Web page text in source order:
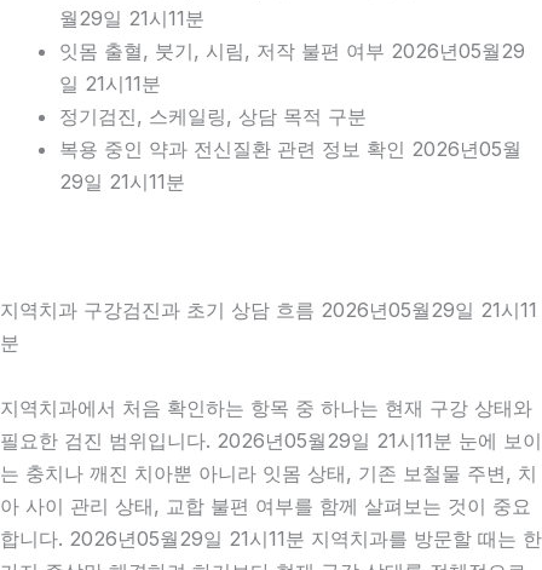
월29일 21시11분
잇몸 출혈, 붓기, 시림, 저작 불편 여부 2026년05월29
일 21시11분
정기검진, 스케일링, 상담 목적 구분
복용 중인 약과 전신질환 관련 정보 확인 2026년05월
29일 21시11분
지역치과 구강검진과 초기 상담 흐름 2026년05월29일 21시11
분
지역치과에서 처음 확인하는 항목 중 하나는 현재 구강 상태와
필요한 검진 범위입니다. 2026년05월29일 21시11분 눈에 보이
는 충치나 깨진 치아뿐 아니라 잇몸 상태, 기존 보철물 주변, 치
아 사이 관리 상태, 교합 불편 여부를 함께 살펴보는 것이 중요
합니다. 2026년05월29일 21시11분 지역치과를 방문할 때는 한